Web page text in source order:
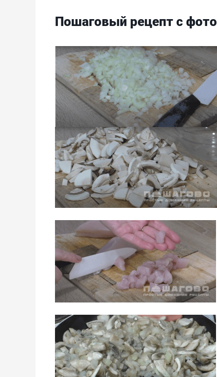
Пошаговый рецепт с фото